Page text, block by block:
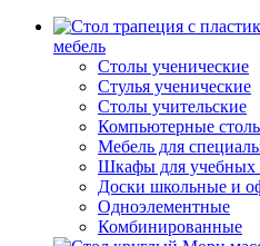
мебель
Столы ученические
Стулья ученические
Столы учительские
Компьютерные
Мебель для
Шкафы для учебных
Доски школьные и
Одноэлементные
Комбинированные